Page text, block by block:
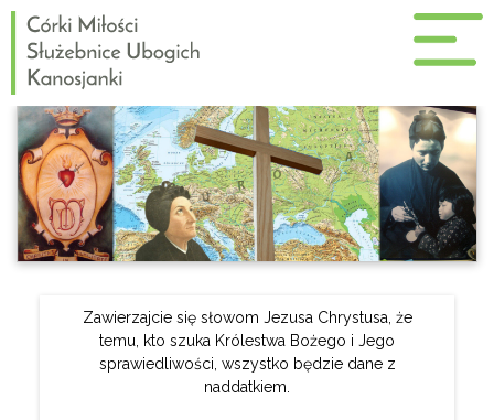
Zawierzajcie się słowom Jezusa Chrystusa, że
temu, kto szuka Królestwa Bożego i Jego
sprawiedliwości, wszystko będzie dane z
naddatkiem.